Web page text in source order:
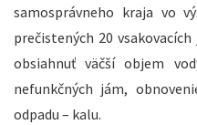
samosprávneho kraja vo
prečistených 20
obsiahnuť väčší objem
nefunkčných jám,
odpadu – kalu.